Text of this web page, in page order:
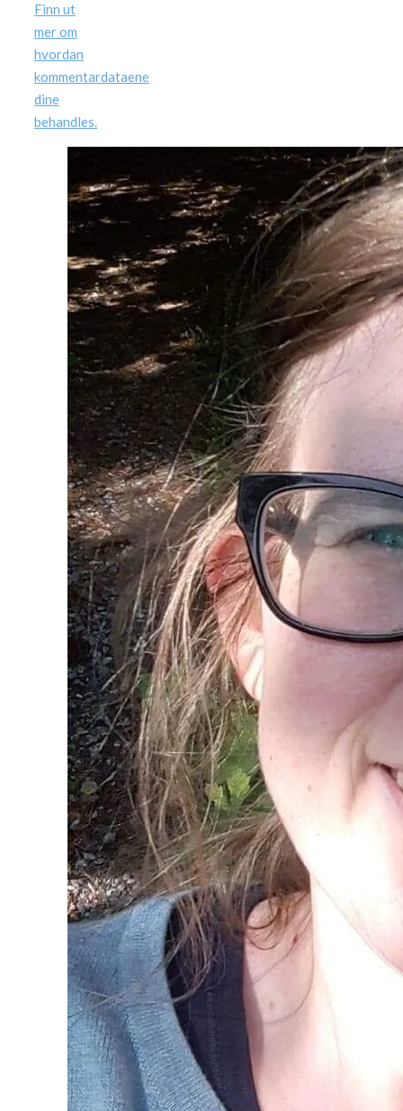
Finn ut
mer om
hvordan
kommentardataene
dine
behandles.